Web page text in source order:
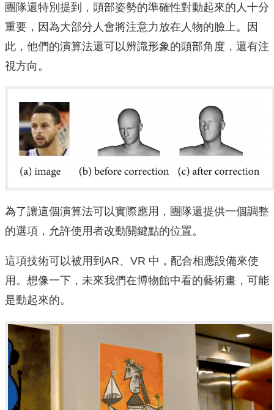
團隊還特別提到，頭部姿勢的準確性對動起來的人十分
重要，因為大部分人會將注意力放在人物的臉上。因
此，他們的演算法還可以辨識形象的頭部角度，還有注
視方向。
為了讓這個演算法可以實際應用，團隊還提供一個調整
的選項，允許使用者改動關鍵點的位置。
這項技術可以被用到AR、VR 中，配合相應設備來使
用。想像一下，未來我們在博物館中看的藝術畫，可能
是動起來的。